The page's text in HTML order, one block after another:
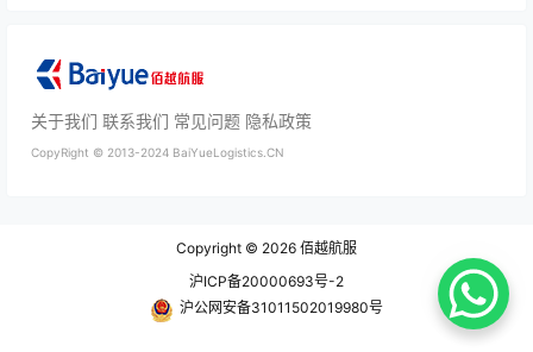
关于我们 联系我们 常见问题 隐私政策
CopyRight © 2013-2024 BaiYueLogistics.CN
Copyright © 2026 佰越航服
沪ICP备20000693号-2
沪公网安备31011502019980号